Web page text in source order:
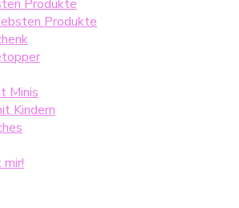
Produkte
Produkte
Minis
Kindern
mir!